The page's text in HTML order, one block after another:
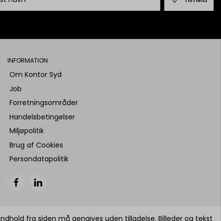
INFORMATION
Om Kontor Syd
Job
Forretningsområder
Handelsbetingelser
Miljøpolitik
Brug af Cookies
Persondatapolitik
fra siden må gengives uden tilladelse. Billeder og tekst